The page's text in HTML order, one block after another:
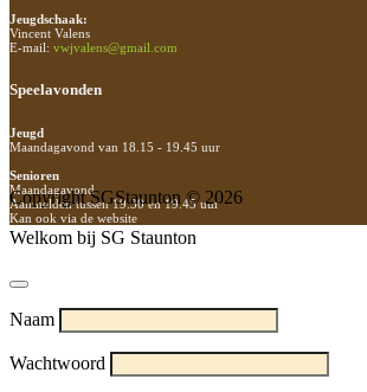
Jeugdschaak:
Vincent Valens
E-mail: vwjvalens@gmail.com
Speelavonden
Jeugd
Maandagavond van 18.15 - 19.45 uur
Senioren
Maandagavond
Aanmelden tussen 19.30 en 19.45 uur
Kan ook via de website
Copyright SGStaunton © 2026
Welkom bij SG Staunton
Naam
Wachtwoord